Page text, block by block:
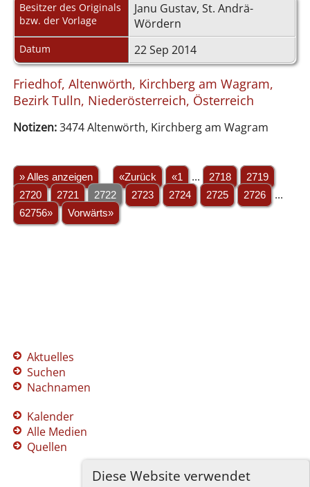
Diese Website verwendet
Besitzer des Originals
bzw. der Vorlage
Janu Gustav, St. Andrä-
Wördern
Datum 22 Sep 2014
Friedhof, Altenwörth, Kirchberg am Wagram,
Bezirk Tulln, Niederösterreich, Österreich
Notizen:3474 Altenwörth, Kirchberg am Wagram
» Alles anzeigen «Zurück «1 ... 2718
2719
2720
2721 2722 2723 2724 2725 2726
...
62756»
Vorwärts»
Aktuelles
Suchen
Nachnamen
Kalender
Alle Medien
Quellen